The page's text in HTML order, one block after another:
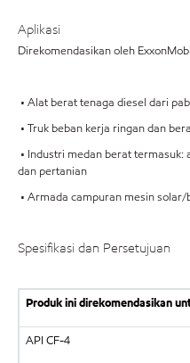
Aplikasi
Direkomendasikan oleh
• Alat berat tenaga diesel dari
• Truk beban kerja ringan dan
• Industri medan berat
dan pertanian
• Armada campuran mesin solar/
Spesifikasi dan Persetujuan
Produk ini direkomendasikan
API CF-4